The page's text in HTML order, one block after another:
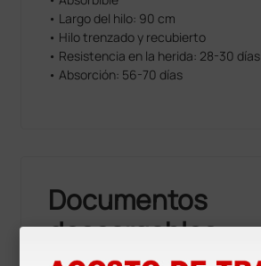
• Largo del hilo: 90 cm
• Hilo trenzado y recubierto
• Resistencia en la herida: 28-30 días
• Absorción: 56-70 días
Documentos
descargables